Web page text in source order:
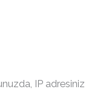
IP adresiniz